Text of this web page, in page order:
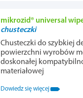
mikrozid® universal
chusteczki
Chusteczki do szybkiej
powierzchni wyrobów
doskonałej
materiałowej
Dowiedz się więcej